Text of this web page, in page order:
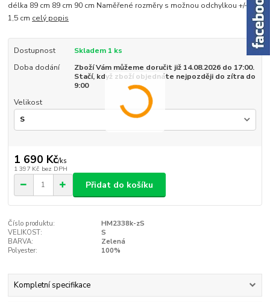
délka 89 cm 89 cm 90 cm Naměřené rozměry s možnou odchylkou +/- 1-
1,5 cm celý popis
Dostupnost
Skladem 1 ks
Doba dodání
Zboží Vám můžeme doručit již 14.08.2026 do 17:00.
Stačí, když zboží objednáte nejpozději do zítra do
9:00
Velikost
1 690 Kč/ks
1 397 Kč bez DPH
Přidat do košíku
Číslo produktu:
HM2338k-zS
VELIKOST:
S
BARVA:
Zelená
Polyester:
100%
Kompletní specifikace